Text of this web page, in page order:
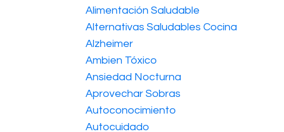
Alimentación Saludable
Alternativas Saludables Cocina
Alzheimer
Ambien Tóxico
Ansiedad Nocturna
Aprovechar Sobras
Autoconocimiento
Autocuidado